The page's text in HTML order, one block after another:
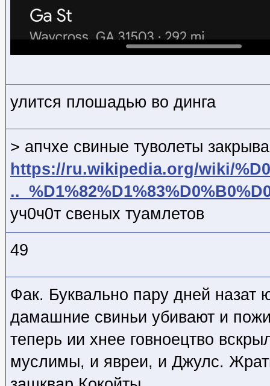
улится плошадью во динга
> апчхе свиные туволеты
https://ru.wikipedia.org/wiki/
уч0ч0т свеных туамлетов
49
Фак. Буквально пару дней назат
дамашние свиньи убивают и
теперь ии хнее говноецтво
муслимы, и явреи, и Джулс.